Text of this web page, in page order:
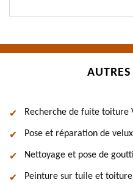
AUTRES
Recherche de fuite toiture
Pose et réparation de
Nettoyage et pose de
Peinture sur tuile et